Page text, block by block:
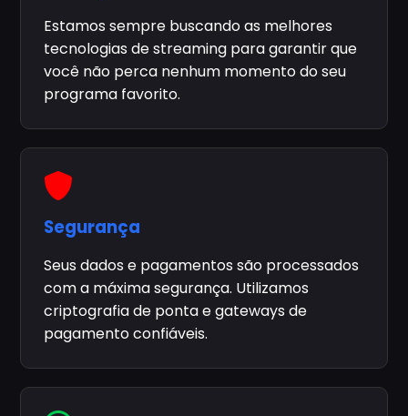
Estamos sempre buscando as melhores
tecnologias de streaming para garantir que
você não perca nenhum momento do seu
programa favorito.
Segurança
Seus dados e pagamentos são processados
com a máxima segurança. Utilizamos
criptografia de ponta e gateways de
pagamento confiáveis.